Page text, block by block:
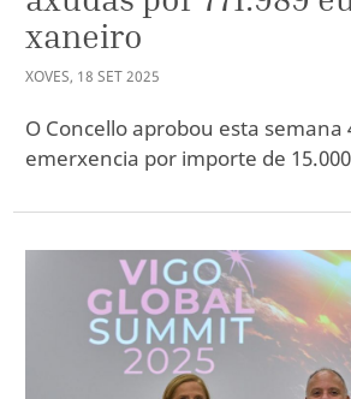
xaneiro
XOVES, 18 SET2025
O Concello aprobou esta semana
emerxencia por importe de